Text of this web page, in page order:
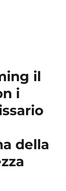
il
i
della